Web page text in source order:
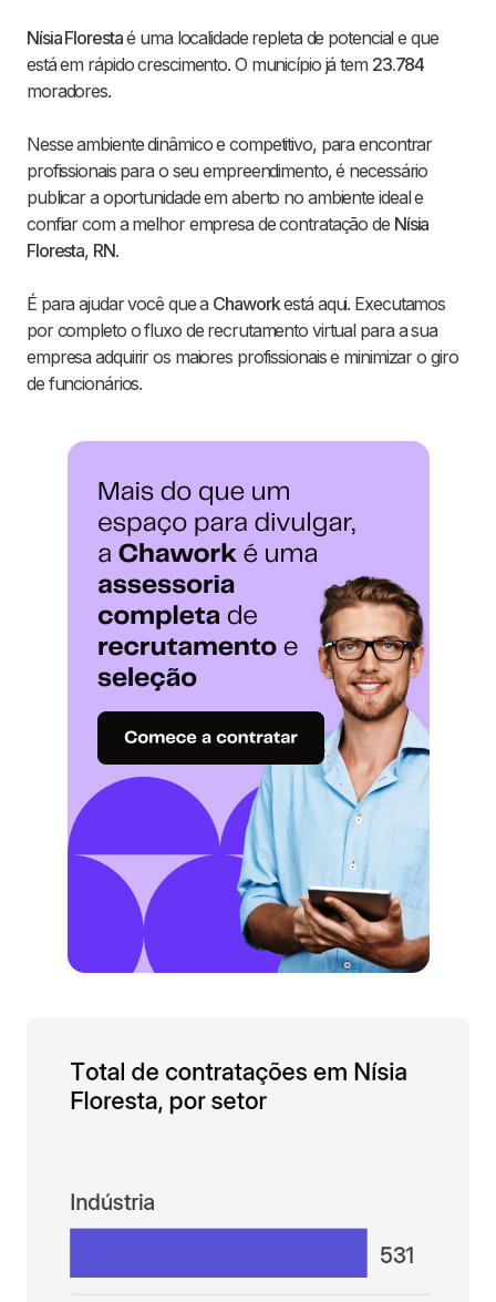
Nísia Florestaé uma localidade repleta de potencial e que
está em rápido crescimento. O município já tem 23.784
moradores.
Nesse ambiente dinâmico e competitivo, para encontrar
profissionais para o seu empreendimento, é necessário
publicar a oportunidade em aberto no ambiente ideal e
confiar com a melhor empresa de contratação de Nísia
Floresta, RN.
É para ajudar você que a Chaworkestá aqui. Executamos
por completo o fluxo de recrutamento virtual para a sua
empresa adquirir os maiores profissionais e minimizar o giro
de funcionários.